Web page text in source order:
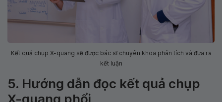
Kết quả chụp X-quang sẽ được bác sĩ chuyên khoa phân tích và đưa ra
kết luận
5. Hướng dẫn đọc kết quả chụp
X-quang phổi